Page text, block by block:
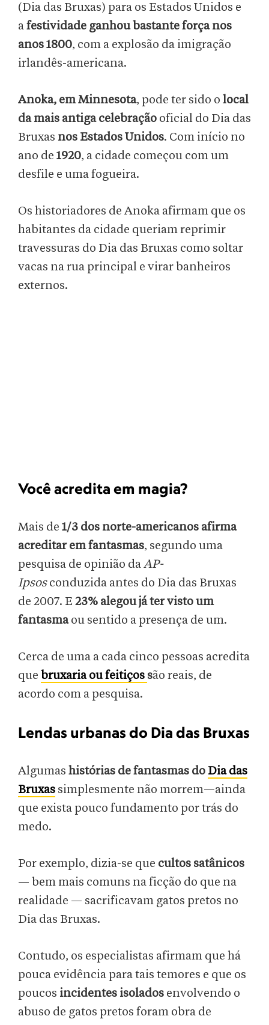
(Dia das Bruxas) para os Estados Unidos e
afestividade ganhou bastante força nos
anos 1800, com a explosão da imigração
irlandês-americana.
Anoka, em Minnesota, pode ter sido o local
da mais antiga celebração oficial do Dia das
Bruxas nos Estados Unidos. Com início no
ano de 1920, a cidade começou com um
desfile e uma fogueira.
Os historiadores de Anoka afirmam que os
habitantes da cidade queriam reprimir
travessuras do Dia das Bruxas como soltar
vacas na rua principal e virar banheiros
externos.
Você acredita em magia?
Mais de 1/3 dos norte-americanos afirma
acreditar em fantasmas, segundo uma
pesquisa de opinião daAP-
Ipsosconduzida antes do Dia das Bruxas
de 2007. E 23% alegou já ter visto um
fantasmaou sentido a presença de um.
Cerca de uma a cada cinco pessoas acredita
que bruxaria ou feitiços são reais, de
acordo com a pesquisa.
Lendas urbanas do Dia das Bruxas
Algumas histórias de fantasmas do Dia das
Bruxas simplesmente não morrem—ainda
que exista pouco fundamento por trás do
medo.
Por exemplo, dizia-se que cultos satânicos
— bem mais comuns na ficção do que na
realidade — sacrificavam gatos pretos no
Dia das Bruxas.
Contudo, os especialistas afirmam que há
pouca evidência para tais temores e que os
poucos incidentes isolados envolvendo o
abuso de gatos pretos foram obra de